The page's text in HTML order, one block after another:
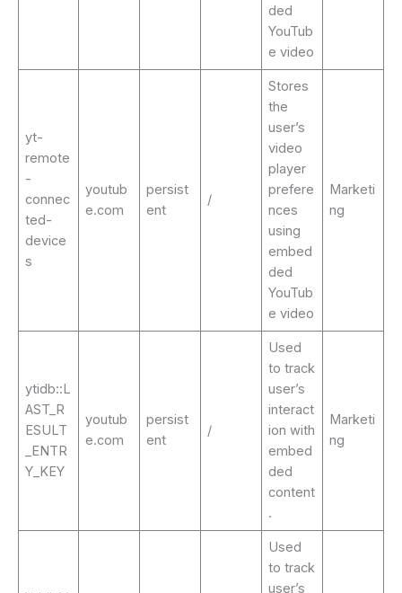
ded
YouTub
e video
yt-
remote
-
connec
ted-
device
s
youtub
e.com
persist
ent
/
Stores
the
user’s
video
player
prefere
nces
using
embed
ded
YouTub
e video
Marketi
ng
ytidb::L
AST_R
ESULT
_ENTR
Y_KEY
youtub
e.com
persist
ent
/
Used
to track
user’s
interact
ion with
embed
ded
content
.
Marketi
ng
Used
to track
user’s